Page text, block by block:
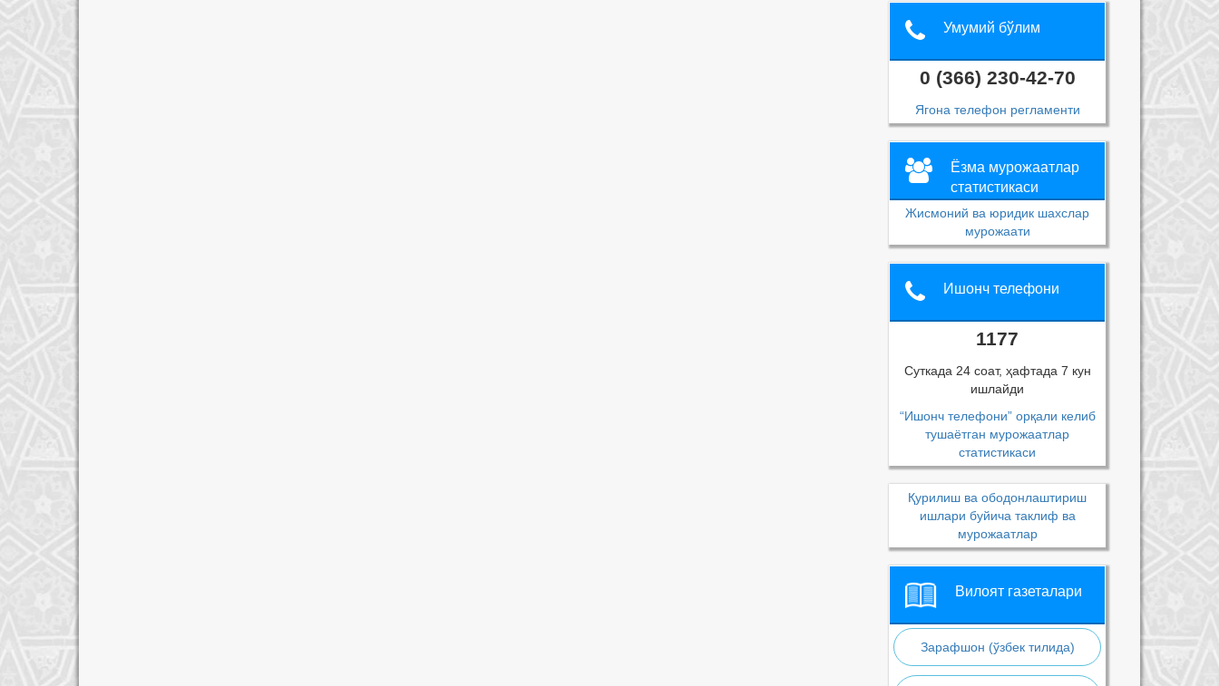
Умумий бўлим
0 (366) 230-42-70
Ягона телефон регламенти
Ёзма мурожаатлар
статистикаси
Жисмоний ва юридик шахслар
мурожаати
Ишонч телефони
1177
Суткада 24 соат, ҳафтада 7 кун
ишлайди
“Ишонч телефони” орқали келиб
тушаётган мурожаатлар
статистикаси
Қурилиш ва ободонлаштириш
ишлари буйича таклиф ва
мурожаатлар
Вилоят газеталари
Зарафшон (ўзбек тилида)